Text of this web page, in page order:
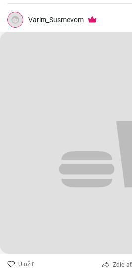
Varim_Susmevom
Uložiť Zdieľať